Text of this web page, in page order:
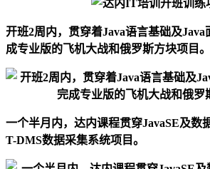
开班2周内，贯穿着Java语言基础及
成专业版的飞机大战和俄罗斯方块项目。
一个半月内，达内课程贯穿JavaSE及数
T-DMS数据采集系统项目。